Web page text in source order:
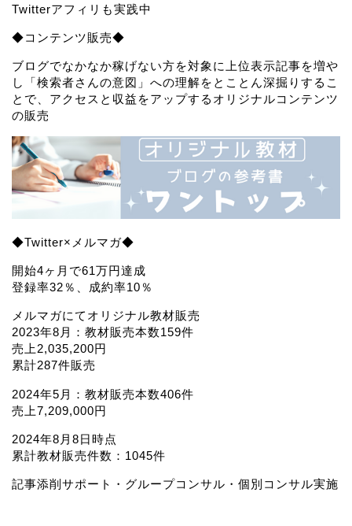
Twitterアフィリも実践中
◆コンテンツ販売◆
ブログでなかなか稼げない方を対象に上位表示記事を増や
し「検索者さんの意図」への理解をとことん深掘りするこ
とで、アクセスと収益をアップするオリジナルコンテンツ
の販売
◆Twitter×メルマガ◆
開始4ヶ月で61万円達成
登録率32％、成約率10％
メルマガにてオリジナル教材販売
2023年8月：教材販売本数159件
売上2,035,200円
累計287件販売
2024年5月：教材販売本数406件
売上7,209,000円
2024年8月8日時点
累計教材販売件数：1045件
記事添削サポート・グループコンサル・個別コンサル実施